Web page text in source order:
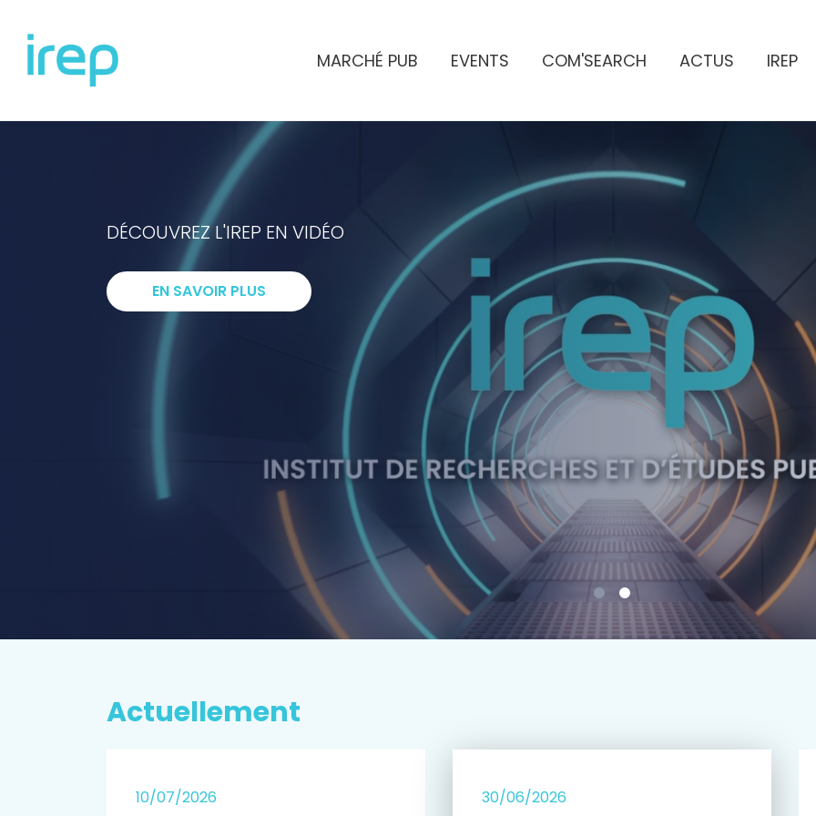
MARCHÉ PUB EVENTS COM'SEARCH ACTUS IREP
INSTITUT DE RECHERCHES ET D'ETUDES PUBLICITAIRES
Intelligence
echerche
xpertise
rospective
DÉCOUVREZ L'IREP EN VIDÉO
EN SAVOIR PLUS
Actuellement
10/07/2026
30/06/2026